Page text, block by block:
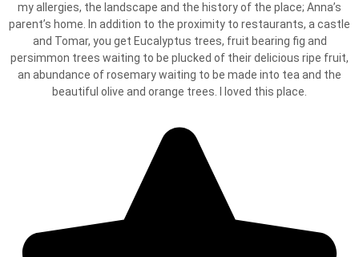
my allergies, the landscape and the history of the place; Anna’s
parent’s home. In addition to the proximity to restaurants, a castle
and Tomar, you get Eucalyptus trees, fruit bearing fig and
persimmon trees waiting to be plucked of their delicious ripe fruit,
an abundance of rosemary waiting to be made into tea and the
beautiful olive and orange trees. I loved this place.